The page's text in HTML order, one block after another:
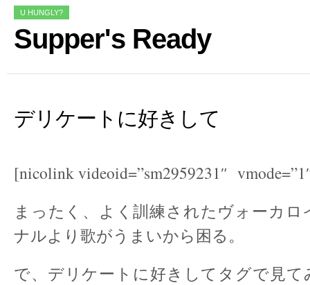
U HUNGLY?
Supper's Ready
デリケートに好きして
[nicolink videoid=”sm2959231″
まったく、よく訓練されたヴォーカ
ナルより歌がうまいから困る。
で、デリケートに好きしてタグで見て